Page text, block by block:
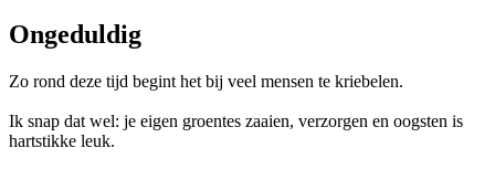
Ongeduldig
Zo rond deze tijd begint het bij veel mensen te kriebelen.
Ik snap dat wel: je eigen groentes zaaien, verzorgen en oogsten is
hartstikke leuk.